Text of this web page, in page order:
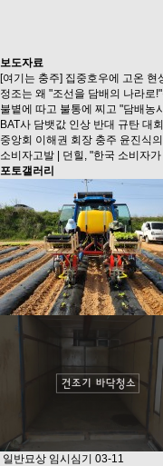
보도자료
[여기는 충주] 집중호우에 고온
정조는 왜 "조선을 담배의 나라로
불볕에 따고 불통에 찌고 "담배농
BAT사 담뱃값 인상 반대 규탄 대
중앙회 이해권 회장 충주 윤진식
소비자고발 | 던힐, "한국 소비자
포토갤러리
일반묘상 임시심기 03-11